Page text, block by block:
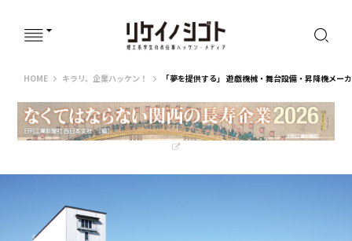
HOMEリケイノシゴト
キラリ、企業ハッケン！ 「夢を提供する」 遊戯機械・舞台設備・昇降機メー